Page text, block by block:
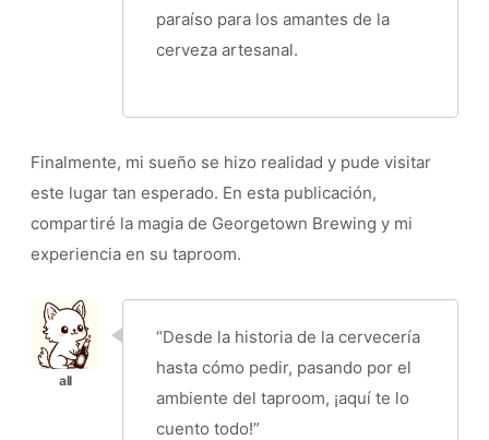
paraíso para los amantes de la
cerveza artesanal.
Finalmente, mi sueño se hizo realidad y pude visitar
este lugar tan esperado. En esta publicación,
compartiré la magia de Georgetown Brewing y mi
experiencia en su taproom.
“Desde la historia de la cervecería
hasta cómo pedir, pasando por el
ambiente del taproom, ¡aquí te lo
cuento todo!”